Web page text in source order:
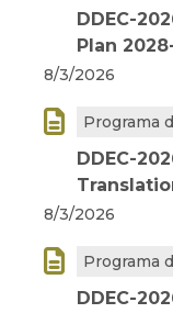
DDEC-
Plan
8/3/2026
 Programa
DDEC-
8/3/2026
 Programa
DDEC-